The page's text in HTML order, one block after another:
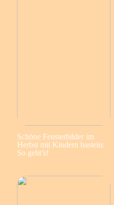
Schöne Fensterbilder im
Herbst mit Kindern basteln:
So geht’s!